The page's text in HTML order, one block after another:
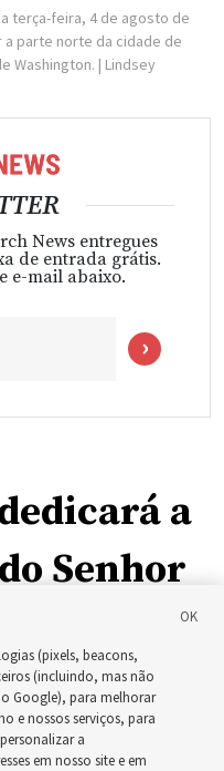
terça-feira, 4 de agosto de
parte norte da cidade de
Washington. | Lindsey
News entregues
de entrada grátis.
e-mail abaixo.
a
Senhor
em outubro será
G. Gilbert
(pixels, beacons,
(incluindo, mas não
Google), para melhorar
e nossos serviços, para
a
em nosso site e em